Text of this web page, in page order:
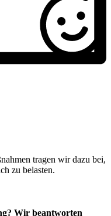
tragen wir dazu bei,
zu belasten.
Wir beantworten